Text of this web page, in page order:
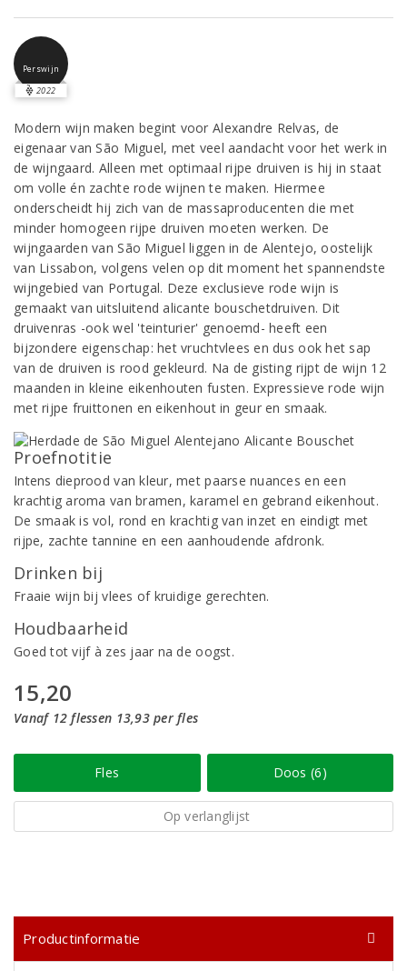
Perswijn
2022
Modern wijn maken begint voor Alexandre Relvas, de
eigenaar van São Miguel, met veel aandacht voor het werk in
de wijngaard. Alleen met optimaal rijpe druiven is hij in staat
om volle én zachte rode wijnen te maken. Hiermee
onderscheidt hij zich van de massaproducenten die met
minder homogeen rijpe druiven moeten werken. De
wijngaarden van São Miguel liggen in de Alentejo, oostelijk
van Lissabon, volgens velen op dit moment het spannendste
wijngebied van Portugal. Deze exclusieve rode wijn is
gemaakt van uitsluitend alicante bouschetdruiven. Dit
druivenras -ook wel 'teinturier' genoemd- heeft een
bijzondere eigenschap: het vruchtvlees en dus ook het sap
van de druiven is rood gekleurd. Na de gisting rijpt de wijn 12
maanden in kleine eikenhouten fusten. Expressieve rode wijn
met rijpe fruittonen en eikenhout in geur en smaak.
Proefnotitie
Intens dieprood van kleur, met paarse nuances en een
krachtig aroma van bramen, karamel en gebrand eikenhout.
De smaak is vol, rond en krachtig van inzet en eindigt met
rijpe, zachte tannine en een aanhoudende afdronk.
Drinken bij
Fraaie wijn bij vlees of kruidige gerechten.
Houdbaarheid
Goed tot vijf à zes jaar na de oogst.
15,20
Vanaf 12 flessen 13,93 per fles
Fles Doos (6)
Op verlanglijst
Productinformatie